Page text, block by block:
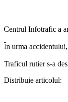
Centrul Infotrafic a
În urma
Traficul rutier s-a
Distribuie articolul: